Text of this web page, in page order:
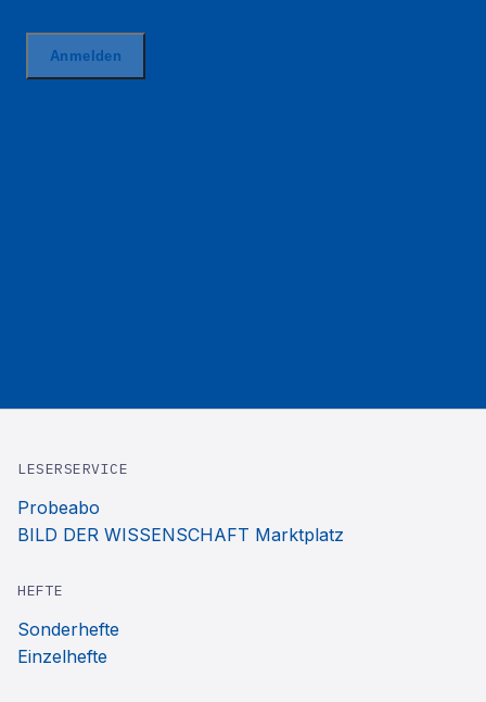
LESERSERVICE
Probeabo
BILD DER WISSENSCHAFT Marktplatz
HEFTE
Sonderhefte
Einzelhefte